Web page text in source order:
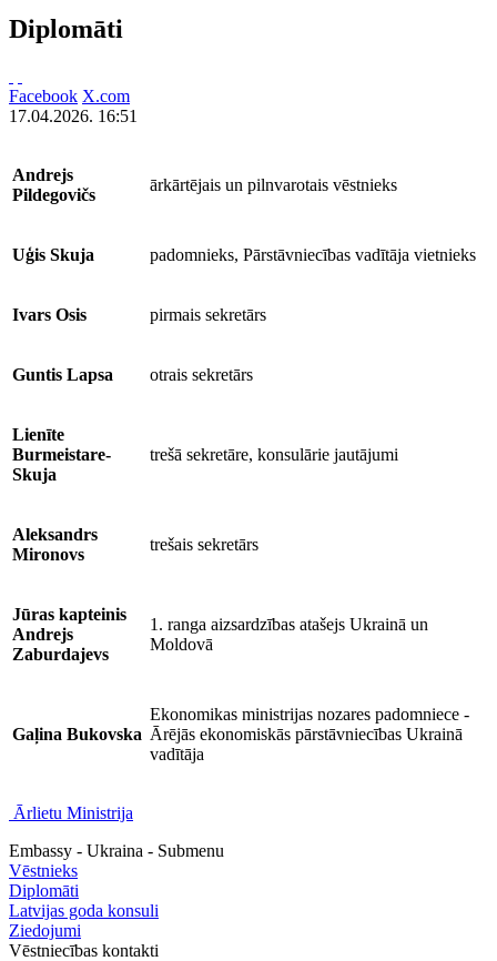
Diplomāti
Facebook X.com
17.04.2026. 16:51
Andrejs
Pildegovičs
ārkārtējais un pilnvarotais vēstnieks
Uģis Skuja padomnieks, Pārstāvniecības vadītāja vietnieks
Ivars Osis pirmais sekretārs
Guntis Lapsa otrais sekretārs
Lienīte
Burmeistare-
Skuja
trešā sekretāre, konsulārie jautājumi
Aleksandrs
Mironovs
trešais sekretārs
Jūras kapteinis
Andrejs
Zaburdajevs
1. ranga aizsardzības atašejs Ukrainā un
Moldovā
Gaļina Bukovska
Ekonomikas ministrijas nozares padomniece -
Ārējās ekonomiskās pārstāvniecības Ukrainā
vadītāja
Ārlietu Ministrija
Embassy - Ukraina - Submenu
Vēstnieks
Diplomāti
Latvijas goda konsuli
Ziedojumi
Vēstniecības kontakti